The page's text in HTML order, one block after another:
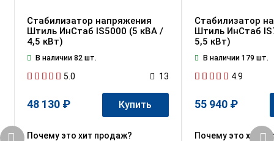
Стабилизатор напряжения
Штиль ИнСтаб IS5000 (5 кВА /
4,5 кВт)
В наличии 82 шт.
5.0 13
48 130 ₽ Купить
Почему это хит продаж?
Стабилизатор
Штиль ИнСтаб
5,5 кВт)
В наличии 179 шт.
4.9
55 940 ₽
Почему это хит